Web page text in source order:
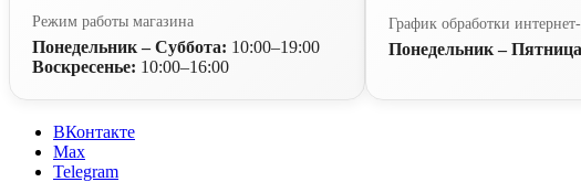
Режим работы магазина
Понедельник – Суббота: 10:00–19:00
Воскресенье: 10:00–16:00
График обработки интернет-
Понедельник –
ВКонтакте
Max
Telegram